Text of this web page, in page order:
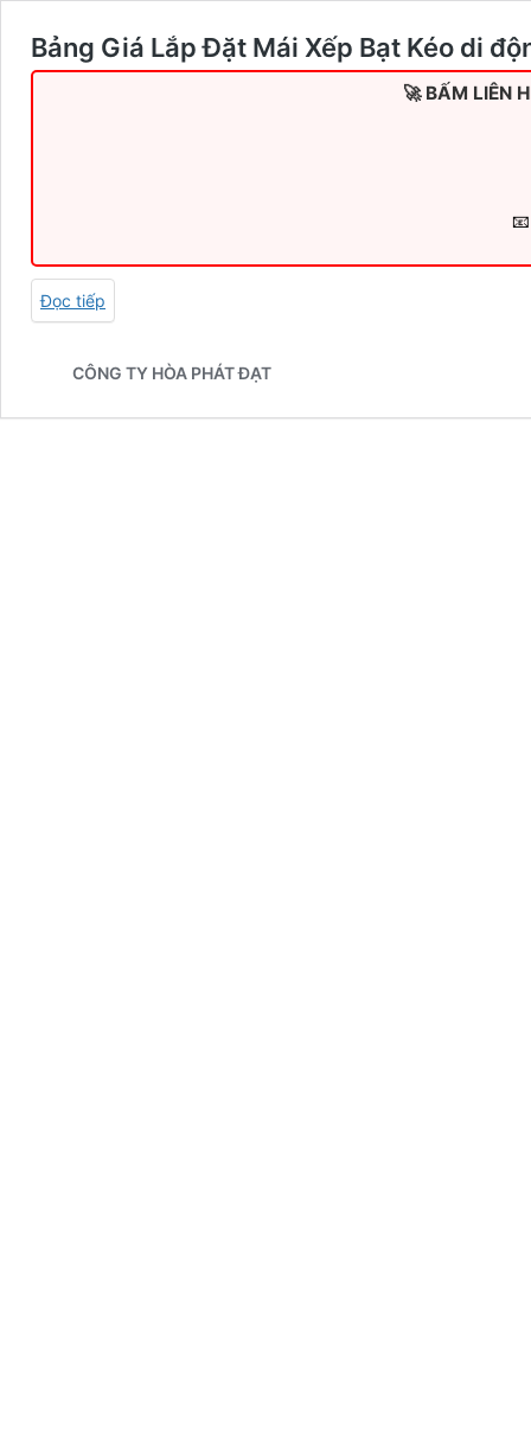
Bảng Giá Lắp Đặt Mái Xếp Bạt Kéo di
🚀 BẤM LIÊN
Đọc tiếp
CÔNG TY HÒA PHÁT ĐẠT